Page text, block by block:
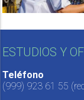
ESTUDIOS Y
Teléfono
(999) 923 61 55